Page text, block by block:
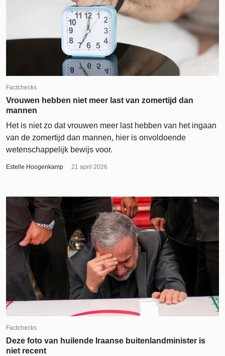
Factchecks
Vrouwen hebben niet meer last van zomertijd dan
mannen
Het is niet zo dat vrouwen meer last hebben van het ingaan
van de zomertijd dan mannen, hier is onvoldoende
wetenschappelijk bewijs voor.
Estelle Hoogenkamp 21 april 2026
Factchecks
Deze foto van huilende Iraanse buitenlandminister is
niet recent